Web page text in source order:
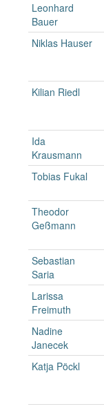
Leonhard
Bauer
Niklas Hauser
Kilian Riedl
Ida
Krausmann
Tobias Fukal
Theodor
Geßmann
Sebastian
Saria
Larissa
Freimuth
Nadine
Janecek
Katja Pöckl